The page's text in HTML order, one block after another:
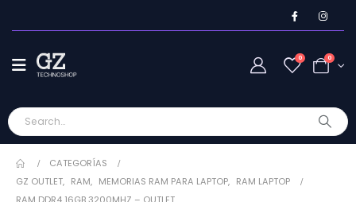
0 0
CATEGORÍAS
GZ OUTLET, RAM, MEMORIAS RAM PARA LAPTOP, RAM LAPTOP
RAM DDR4 16GB 3200MHZ – OUTLET